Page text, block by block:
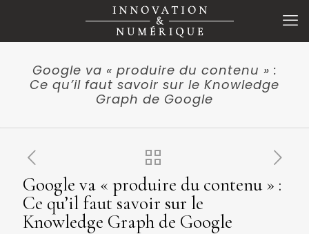
Google va « produire du contenu » :
Ce qu’il faut savoir sur le Knowledge
Graph de Google
Google va « produire du contenu » :
Ce qu’il faut savoir sur le
Knowledge Graph de Google